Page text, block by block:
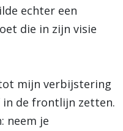
echter een
die in zijn visie
mijn verbijstering
in de frontlijn zetten.
neem je